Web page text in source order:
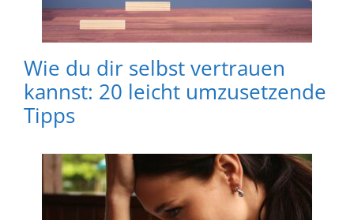
Wie du dir selbst vertrauen
kannst: 20 leicht umzusetzende
Tipps